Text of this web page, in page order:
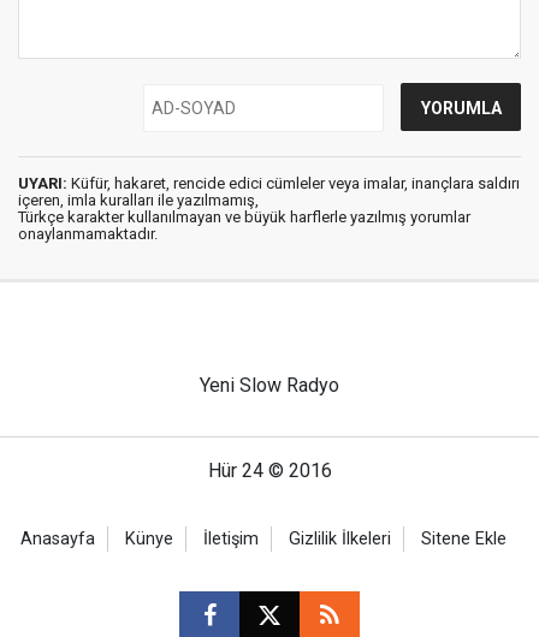
UYARI: Küfür, hakaret, rencide edici cümleler veya imalar, inançlara saldırı
içeren, imla kuralları ile yazılmamış,
Türkçe karakter kullanılmayan ve büyük harflerle yazılmış yorumlar
onaylanmamaktadır.
Yeni Slow Radyo
Hür 24 © 2016
Anasayfa Künye İletişim Gizlilik İlkeleri Sitene Ekle